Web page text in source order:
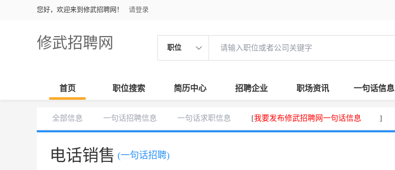
您好，欢迎来到修武招聘网！ 请登录
修武招聘网 职位
首页 职位搜索 简历中心 招聘企业 职场资讯 一句话信息
全部信息 一句话招聘信息 一句话求职信息 [我要发布修武招聘网一句话信息 ]
电话销售 (一句话招聘)